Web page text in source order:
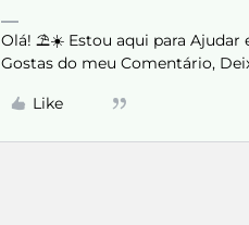
Olá! ⛱️☀️ Estou aqui para Ajudar
Gostas do meu Comentário,
Like